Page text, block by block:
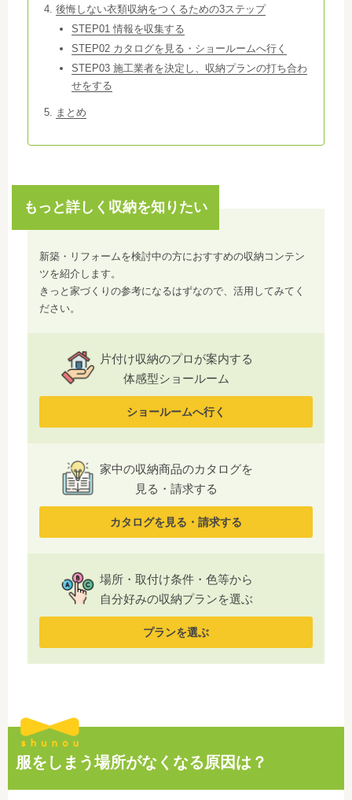
後悔しない衣類収納をつくるための3ステップ
STEP01 情報を収集する
STEP02 カタログを見る・ショールームへ行く
STEP03 施工業者を決定し、収納プランの打ち合わ
せをする
まとめ
もっと詳しく収納を知りたい
新築・リフォームを検討中の方におすすめの収納コンテン
ツを紹介します。
きっと家づくりの参考になるはずなので、活用してみてく
ださい。
片付け収納のプロが案内する
体感型ショールーム
ショールームへ行く
家中の収納商品のカタログを
見る・請求する
カタログを見る・請求する
場所・取付け条件・色等から
自分好みの収納プランを選ぶ
プランを選ぶ
服をしまう場所がなくなる原因は？